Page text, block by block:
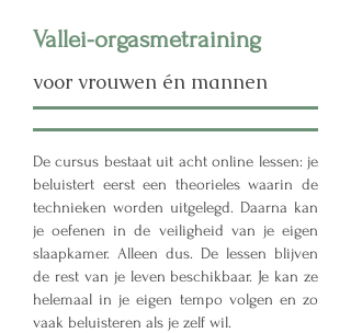
Vallei-orgasmetraining
voor vrouwen én mannen
De cursus bestaat uit acht online lessen: je
beluistert eerst een theorieles waarin de
technieken worden uitgelegd. Daarna kan
je oefenen in de veiligheid van je eigen
slaapkamer. Alleen dus. De lessen blijven
de rest van je leven beschikbaar. Je kan ze
helemaal in je eigen tempo volgen en zo
vaak beluisteren als je zelf wil.